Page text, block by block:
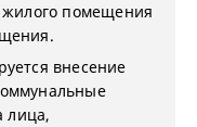
жилого помещения
внесение
лица,